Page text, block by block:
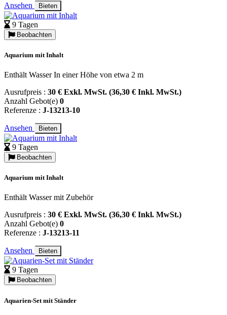
Ansehen Bieten
9 Tagen
Beobachten
Aquarium mit Inhalt
Enthält Wasser In einer Höhe von etwa 2 m
Ausrufpreis : 30 € Exkl. MwSt. (36,30 € Inkl. MwSt.)
Anzahl Gebot(e) 0
Referenze : J-13213-10
Ansehen Bieten
9 Tagen
Beobachten
Aquarium mit Inhalt
Enthält Wasser mit Zubehör
Ausrufpreis : 30 € Exkl. MwSt. (36,30 € Inkl. MwSt.)
Anzahl Gebot(e) 0
Referenze : J-13213-11
Ansehen Bieten
9 Tagen
Beobachten
Aquarien-Set mit Ständer